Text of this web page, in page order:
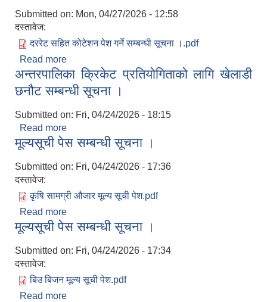
Submitted on: Mon, 04/27/2026 - 12:58
दस्तावेज:
दररेट सहित कोटेशन पेश गर्ने सम्बन्धी सूचना ।.pdf
Read more
अन्तरपालिका क्रिकेट प्रतियोगिताको लागि खेलाडी
छनौट सम्बन्धी सूचना ।
Submitted on: Fri, 04/24/2026 - 18:15
Read more
छनौट सम्बन्धी सूचना ।
मूल्यसूची पेस सम्बन्धी सूचना ।
Submitted on: Fri, 04/24/2026 - 17:36
दस्तावेज:
कृषि सामग्री औजार मूल्य सूची पेश.pdf
Read more
मूल्यसूची पेस सम्बन्धी सूचना ।
Submitted on: Fri, 04/24/2026 - 17:34
दस्तावेज:
बिउ बिजन मूल्य सूची पेश.pdf
Read more